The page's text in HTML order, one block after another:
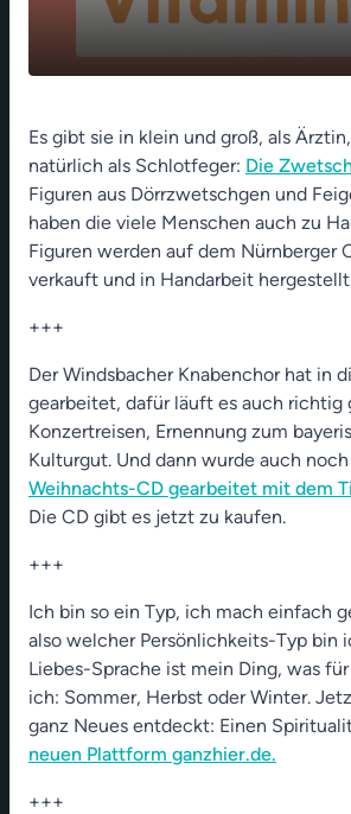
play_arrow 🧑‍🎤Weihnachts-CD des
Knabenchors -
Spiritualitätstyp bist Du?
00:00
Es gibt sie in klein und groß, als
natürlich als Schlotfeger: Die
Figuren aus Dörrzwetschgen und
haben die viele Menschen auch zu
Figuren werden auf dem Nürnberger
verkauft und in Handarbeit
+++
Der Windsbacher Knabenchor hat in
gearbeitet, dafür läuft es auch richtig
Konzertreisen, Ernennung zum
Kulturgut. Und dann wurde auch
Weihnachts-CD gearbeitet mit dem
Die CD gibt es jetzt zu kaufen.
+++
Ich bin so ein Typ, ich mach einfach
also welcher Persönlichkeits-Typ bin
Liebes-Sprache ist mein Ding, was
ich: Sommer, Herbst oder Winter.
ganz Neues entdeckt: Einen
neuen Plattform ganzhier.de.
+++